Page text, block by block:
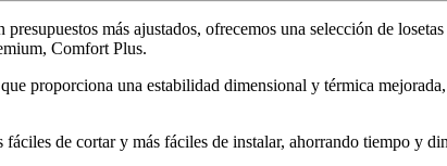
más ajustados, ofrecemos una selección de
Comfort Plus.
proporciona una estabilidad dimensional y térmica
de cortar y más fáciles de instalar, ahorrando tiempo y